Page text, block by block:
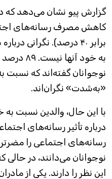
گزارش پیو نشان می‌دهد که
برابر ۴۰ درصد). نگرانی
نوجوانان گفته‌اند که نسبت
«به‌شدت» نگران‌اند.
با این حال، والدین نسبت
رسانه‌های اجتماعی را
این نظر را دارند. یکی از